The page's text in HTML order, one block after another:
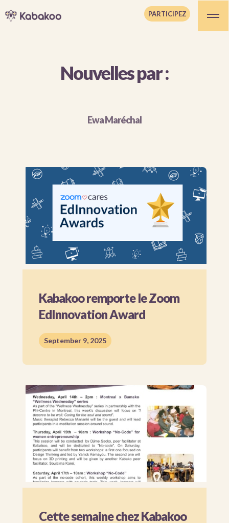
PARTICIPEZ
Nouvelles par :
Ewa Maréchal
Kabakoo remporte le Zoom
EdInnovation Award
September 9, 2025
Cette semaine chez Kabakoo